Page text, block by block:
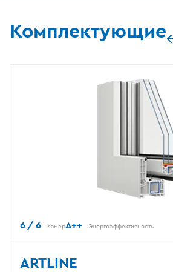
Комплектующие
6 / 6 КамерA++ Энергоэффективность
ARTLINE